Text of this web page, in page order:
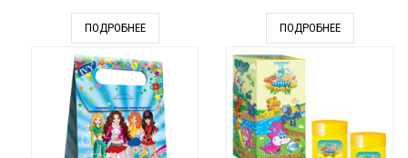
ПОДРОБНЕЕ ПОДРОБНЕЕ